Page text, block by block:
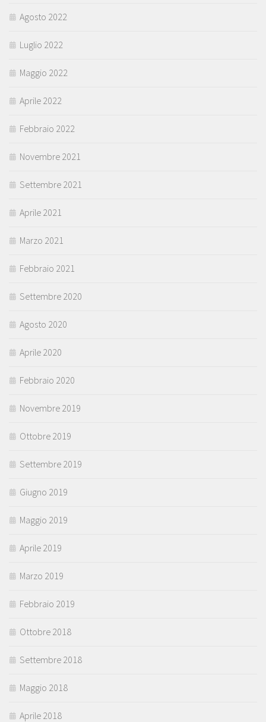
Agosto 2022
Luglio 2022
Maggio 2022
Aprile 2022
Febbraio 2022
Novembre 2021
Settembre 2021
Aprile 2021
Marzo 2021
Febbraio 2021
Settembre 2020
Agosto 2020
Aprile 2020
Febbraio 2020
Novembre 2019
Ottobre 2019
Settembre 2019
Giugno 2019
Maggio 2019
Aprile 2019
Marzo 2019
Febbraio 2019
Ottobre 2018
Settembre 2018
Maggio 2018
Aprile 2018